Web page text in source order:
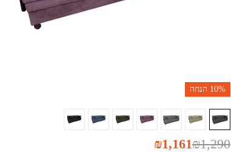
10% הנחה
₪1,290
₪1,161